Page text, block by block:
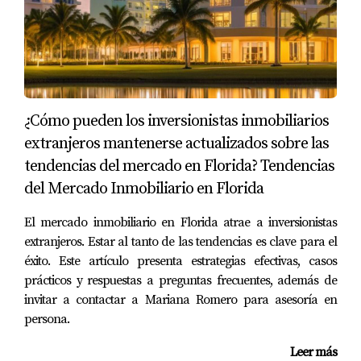
reservas cayeron drásticamente y Juan se encontró
con gastos fijos altos sin ingresos suficientes para
cubrirlos. Este caso ilustra cómo eventos globales
pueden afectar negativamente las inversiones.
Inversión en Propiedades Residenciales
Por otro lado, Ana decidió invertir en una propiedad
residencial en Orlando. A medida que la economía
local crecía y más familias se mudaban a la zona
buscando mejores oportunidades educativas, Ana
vio cómo el valor de su propiedad aumentaba
significativamente. Su experiencia demuestra que
elegir bien la ubicación y estar atento a las
tendencias demográficas puede resultar muy
beneficioso.
¿Cómo pueden los inversionistas inmobiliarios
extranjeros mantenerse actualizados sobre las
tendencias del mercado en Florida? Tendencias
del Mercado Inmobiliario en Florida
El mercado inmobiliario en Florida atrae a inversionistas
extranjeros. Estar al tanto de las tendencias es clave para el
éxito. Este artículo presenta estrategias efectivas, casos
prácticos y respuestas a preguntas frecuentes, además de
invitar a contactar a Mariana Romero para asesoría en
persona.
Leer más